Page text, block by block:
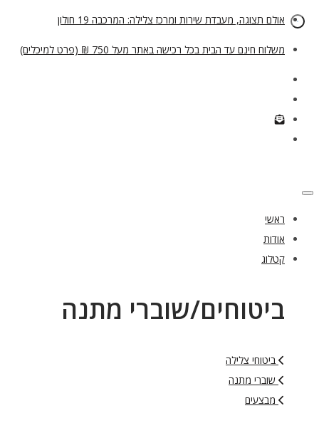
אולם תצוגה, מעבדת שירות ומרכז צלילה: המרכבה 19 חולון
משלוח חינם עד הבית בכל רכישה באתר מעל 750 ₪ (פרט למיכלים)
ראשי
אודות
קטלוג
ביטוחים/שוברי מתנה
ביטוחי צלילה
שוברי מתנה
מבצעים